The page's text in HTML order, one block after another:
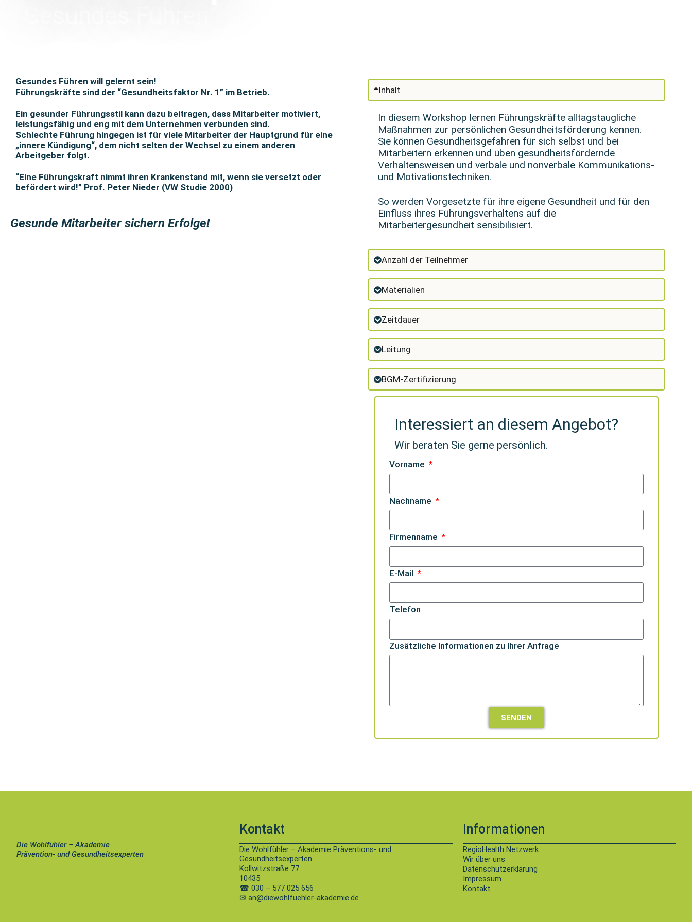
Gesundes Führen will gelernt sein!
Führungskräfte sind der “Gesundheitsfaktor Nr. 1” im Betrieb.
Ein gesunder Führungsstil kann dazu beitragen, dass Mitarbeiter motiviert,
leistungsfähig und eng mit dem Unternehmen verbunden sind.
Schlechte Führung hingegen ist für viele Mitarbeiter der Hauptgrund für eine
„innere Kündigung“, dem nicht selten der Wechsel zu einem anderen
Arbeitgeber folgt.
“Eine Führungskraft nimmt ihren Krankenstand mit, wenn sie versetzt oder
befördert wird!” Prof. Peter Nieder (VW Studie 2000)
Gesunde Mitarbeiter sichern Erfolge!
Inhalt
In diesem Workshop lernen Führungskräfte alltagstaugliche
Maßnahmen zur persönlichen Gesundheitsförderung kennen.
Sie können Gesundheitsgefahren für sich selbst und bei
Mitarbeitern erkennen und üben gesundheitsfördernde
Verhaltensweisen und verbale und nonverbale Kommunikations-
und Motivationstechniken.
So werden Vorgesetzte für ihre eigene Gesundheit und für den
Einfluss ihres Führungsverhaltens auf die
Mitarbeitergesundheit sensibilisiert.
Anzahl der Teilnehmer
Materialien
Zeitdauer
Leitung
BGM-Zertifizierung
Interessiert an diesem Angebot?
Wir beraten Sie gerne persönlich.
Vorname
Nachname
Firmenname
E-Mail
Telefon
Zusätzliche Informationen zu Ihrer Anfrage
SENDEN
Die Wohlfühler – Akademie
Prävention- und Gesundheitsexperten
Kontakt
Die Wohlfühler – Akademie Präventions- und
Gesundheitsexperten
Kollwitzstraße 77
10435
☎030 – 577 025 656
✉ an@diewohlfuehler-akademie.de
Informationen
RegioHealth Netzwerk
Wir über uns
Datenschutzerklärung
Impressum
Kontakt